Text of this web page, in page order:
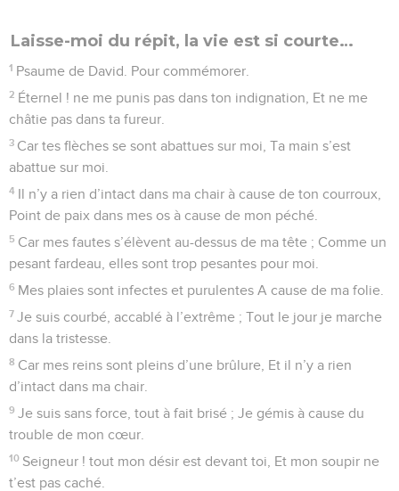
Laisse-moi du répit, la vie est si courte…
1 Psaume de David. Pour commémorer.
2 Éternel ! ne me punis pas dans ton indignation, Et ne me
châtie pas dans ta fureur.
3 Car tes flèches se sont abattues sur moi, Ta main s’est
abattue sur moi.
4 Il n’y a rien d’intact dans ma chair à cause de ton courroux,
Point de paix dans mes os à cause de mon péché.
5 Car mes fautes s’élèvent au-dessus de ma tête ; Comme un
pesant fardeau, elles sont trop pesantes pour moi.
6 Mes plaies sont infectes et purulentes A cause de ma folie.
7 Je suis courbé, accablé à l’extrême ; Tout le jour je marche
dans la tristesse.
8 Car mes reins sont pleins d’une brûlure, Et il n’y a rien
d’intact dans ma chair.
9 Je suis sans force, tout à fait brisé ; Je gémis à cause du
trouble de mon cœur.
10 Seigneur ! tout mon désir est devant toi, Et mon soupir ne
t’est pas caché.